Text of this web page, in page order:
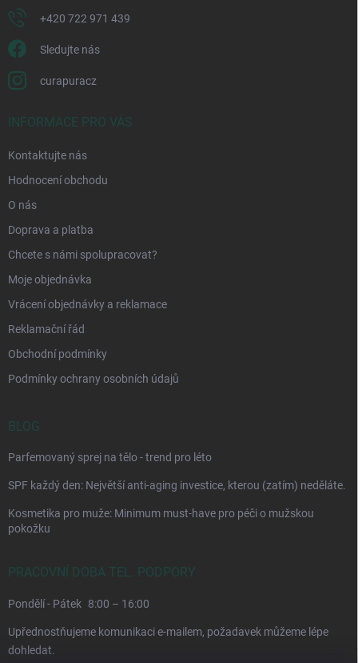
+420 722 971 439
Sledujte nás
curapuracz
INFORMACE PRO VÁS
Kontaktujte nás
Hodnocení obchodu
O nás
Doprava a platba
Chcete s námi spolupracovat?
Moje objednávka
Vrácení objednávky a reklamace
Reklamační řád
Obchodní podmínky
Podmínky ochrany osobních údajů
BLOG
Parfemovaný sprej na tělo - trend pro léto
SPF každý den: Největší anti-aging investice, kterou (zatím) neděláte.
Kosmetika pro muže: Minimum must-have pro péči o mužskou
pokožku
PRACOVNÍ DOBA TEL. PODPORY
Pondělí - Pátek 8:00 – 16:00
Upřednostňujeme komunikaci e-mailem, požadavek můžeme lépe
dohledat.